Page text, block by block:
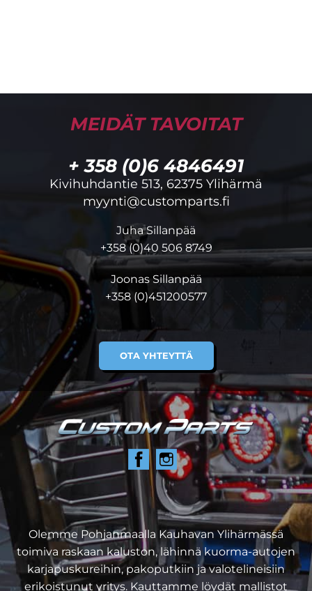
MEIDÄT TAVOITAT
+ 358 (0)6 4846491
Kivihuhdantie 513, 62375 Ylihärmä
myynti@customparts.fi
Juha Sillanpää
+358 (0)40 506 8749
Joonas Sillanpää
+358 (0)451200577
OTA YHTEYTTÄ
Olemme Pohjanmaalla Kauhavan Ylihärmässä
toimiva raskaan kaluston, lähinnä kuorma-autojen
karjapuskureihin, pakoputkiin ja valotelineisiin
erikoistunut yritys. Kauttamme löydät mallistot